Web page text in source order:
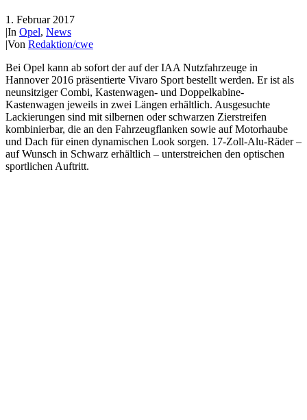
1. Februar 2017
|In Opel, News
|Von Redaktion/cwe
Bei Opel kann ab sofort der auf der IAA Nutzfahrzeuge in
Hannover 2016 präsentierte Vivaro Sport bestellt werden. Er ist als
neunsitziger Combi, Kastenwagen- und Doppelkabine-
Kastenwagen jeweils in zwei Längen erhältlich. Ausgesuchte
Lackierungen sind mit silbernen oder schwarzen Zierstreifen
kombinierbar, die an den Fahrzeugflanken sowie auf Motorhaube
und Dach für einen dynamischen Look sorgen. 17-Zoll-Alu-Räder –
auf Wunsch in Schwarz erhältlich – unterstreichen den optischen
sportlichen Auftritt.